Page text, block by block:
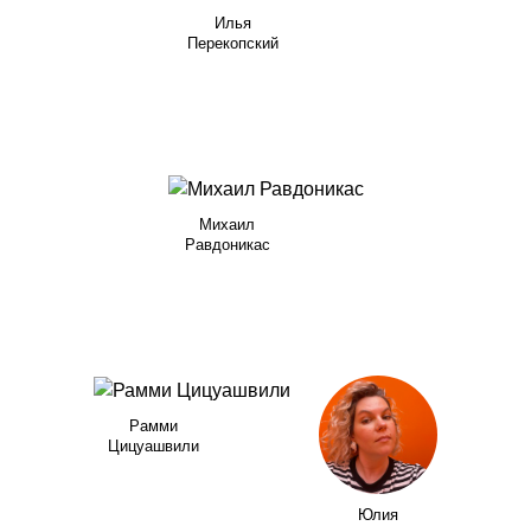
Илья
Перекопский
Михаил
Равдоникас
Рамми
Цицуашвили
Юлия